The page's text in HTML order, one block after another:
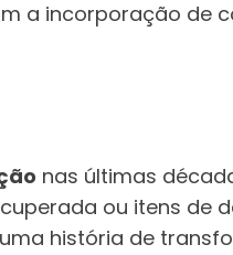
a incorporação de
nas últimas
ou itens de
história de